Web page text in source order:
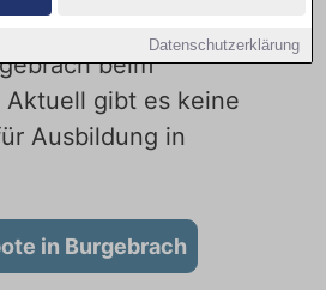
Datenschutzerklärung
beim
Aktuell gibt es keine
Ausbildung in
in Burgebrach